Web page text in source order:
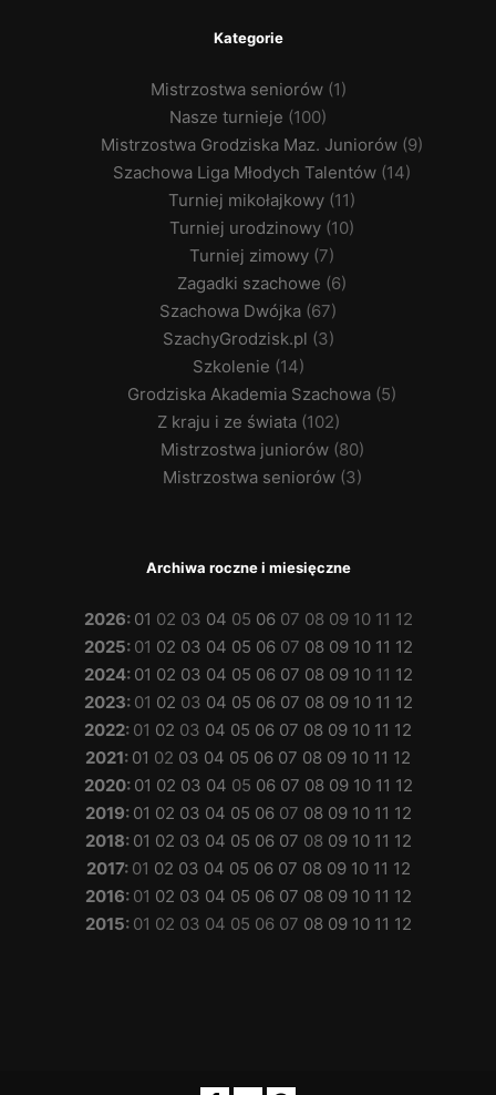
Kategorie
Mistrzostwa seniorów(1)
Nasze turnieje (100)
Mistrzostwa Grodziska Maz. Juniorów (9)
Szachowa Liga Młodych Talentów (14)
Turniej mikołajkowy (11)
Turniej urodzinowy (10)
Turniej zimowy (7)
Zagadki szachowe (6)
Szachowa Dwójka (67)
SzachyGrodzisk.pl (3)
Szkolenie (14)
Grodziska Akademia Szachowa (5)
Z kraju i ze świata(102)
Mistrzostwa juniorów(80)
Mistrzostwa seniorów(3)
Archiwa roczne i miesięczne
2026: 01 02 03 04 05 06 07 08 09 10 11 12
2025: 01 02 03 04 05 06 07 08 09 10 11 12
2024: 01 02 03 04 05 06 07 08 09 10 11 12
2023: 01 02 03 04 05 06 07 08 09 10 11 12
2022: 01 02 03 04 05 06 07 08 09 10 11 12
2021: 01 02 03 04 05 06 07 08 09 10 11 12
2020: 01 02 03 04 05 06 07 08 09 10 11 12
2019: 01 02 03 04 05 06 07 08 09 10 11 12
2018: 01 02 03 04 05 06 07 08 09 10 11 12
2017: 01 02 03 04 05 06 07 08 09 10 11 12
2016: 01 02 03 04 05 06 07 08 09 10 11 12
2015: 01 02 03 04 05 06 07 08 09 10 11 12